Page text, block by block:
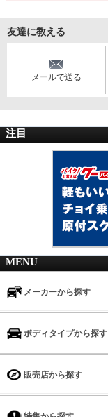
友達に教える
メールで送る
注目
MENU
メーカーから探す
ボディタイプから探す
販売店から探す